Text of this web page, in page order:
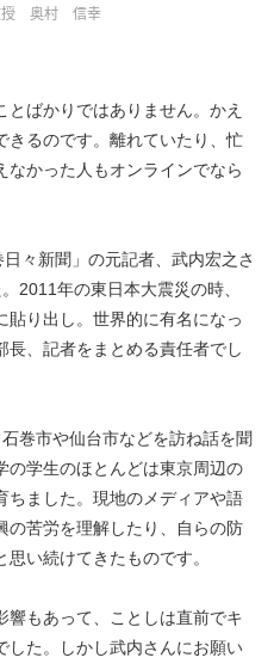
授 奥村 信幸
とばかりではありません。かえ
きるのです。離れていたり、忙
なかった人もオンラインでなら
々新聞」の元記者、武内宏之さ
2011年の東日本大震災の時、
り出し。世界的に有名になっ
長、記者をまとめる責任者でし
巻市や仙台市などを訪ね話を聞
の学生のほとんどは東京周辺の
ちました。現地のメディアや語
の苦労を理解したり、自らの防
い続けてきたものです。
響もあって、ことしは直前でキ
した。しかし武内さんにお願い